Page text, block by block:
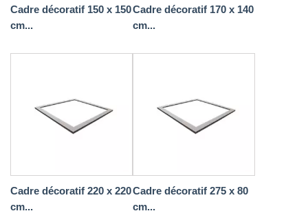
Cadre décoratif 150 x 150
cm...
Cadre décoratif 170 x 140
cm...
Cadre décoratif 220 x 220
cm...
Cadre décoratif 275 x 80
cm...